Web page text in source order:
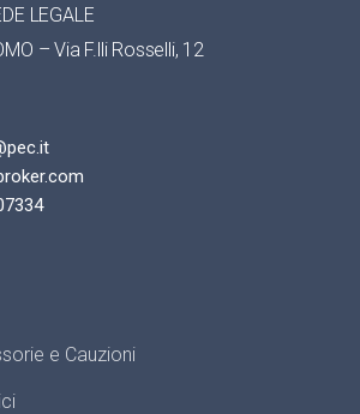
LEGALE
– Via F.lli Rosselli, 12
e Cauzioni